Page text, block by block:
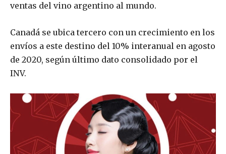
ventas del vino argentino al mundo.
Canadá se ubica tercero con un crecimiento en los
envíos a este destino del 10% interanual en agosto
de 2020, según último dato consolidado por el
INV.